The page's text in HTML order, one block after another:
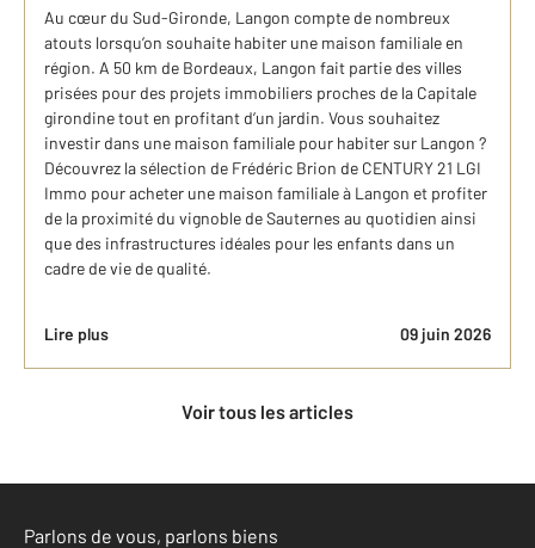
Au cœur du Sud-Gironde, Langon compte de nombreux
atouts lorsqu’on souhaite habiter une maison familiale en
région. A 50 km de Bordeaux, Langon fait partie des villes
prisées pour des projets immobiliers proches de la Capitale
girondine tout en profitant d’un jardin. Vous souhaitez
investir dans une maison familiale pour habiter sur Langon ?
Découvrez la sélection de Frédéric Brion de CENTURY 21 LGI
Immo pour acheter une maison familiale à Langon et profiter
de la proximité du vignoble de Sauternes au quotidien ainsi
que des infrastructures idéales pour les enfants dans un
cadre de vie de qualité.
Lire plus 09 juin 2026
Voir tous les articles
Parlons de vous, parlons biens